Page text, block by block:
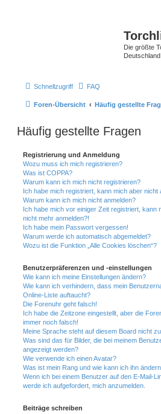
Die größte
Deutschland
Schnellzugriff FAQ
Foren-Übersicht Häufig gestellte
Häufig gestellte Fragen
Registrierung und Anmeldung
Wozu muss ich mich registrieren?
Was ist COPPA?
Warum kann ich mich nicht registrieren?
Ich habe mich registriert, kann mich aber nicht
Warum kann ich mich nicht anmelden?
Ich habe mich vor einiger Zeit registriert, kann
nicht mehr anmelden?!
Ich habe mein Passwort vergessen!
Warum werde ich automatisch abgemeldet?
Wozu ist die Funktion „Alle Cookies löschen“?
Benutzerpräferenzen und -einstellungen
Wie kann ich meine Einstellungen ändern?
Wie kann ich verhindern, dass mein
Online-Liste auftaucht?
Die Forenuhr geht falsch!
Ich habe die Zeitzone eingestellt, aber die
immer noch falsch!
Meine Sprache steht auf diesem Board nicht
Was sind das für Bilder, die bei meinem
angezeigt werden?
Wie verwende ich einen Avatar?
Was ist mein Rang und wie kann ich ihn
Wenn ich bei einem Benutzer auf den E-Mail-
werde ich aufgefordert, mich anzumelden.
Beiträge schreiben